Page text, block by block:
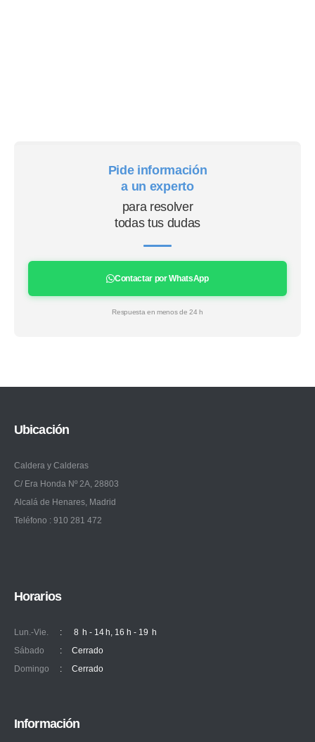
Pide información
a un experto
para resolver
todas tus dudas
Contactar por WhatsApp
Respuesta en menos de 24 h
Ubicación
Caldera y Calderas
C/ Era Honda Nº 2A, 28803
Alcalá de Henares, Madrid
Teléfono : 910 281 472
Horarios
Lun.-Vie. :
8 h - 14 h, 16 h - 19 h
Sábado
:
Cerrado
Domingo
: Cerrado
Información